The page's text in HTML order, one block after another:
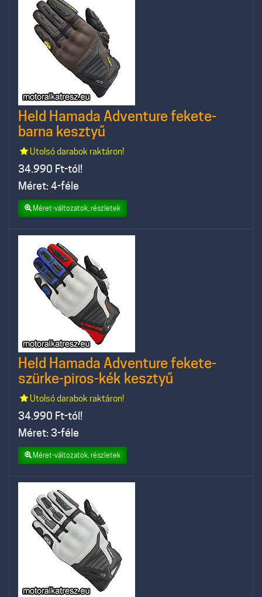
Held Hamada Adventure fekete-
barna kesztyű
Utolsó darabok raktáron!
34.990 Ft-tól!
Méret: 4-féle
Méret-változatok, részletek
Held Hamada Adventure fekete-
szürke-piros-kék kesztyű
Utolsó darabok raktáron!
34.990 Ft-tól!
Méret: 3-féle
Méret-változatok, részletek